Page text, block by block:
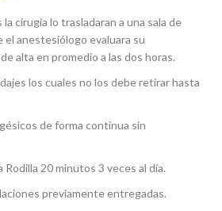
cirugía lo trasladaran a una sala de
anestesiólogo evaluara su
alta en promedio a las dos horas.
los cuales no los debe retirar hasta
de forma continua sin
Rodilla 20 minutos 3 veces al día.
previamente entregadas.